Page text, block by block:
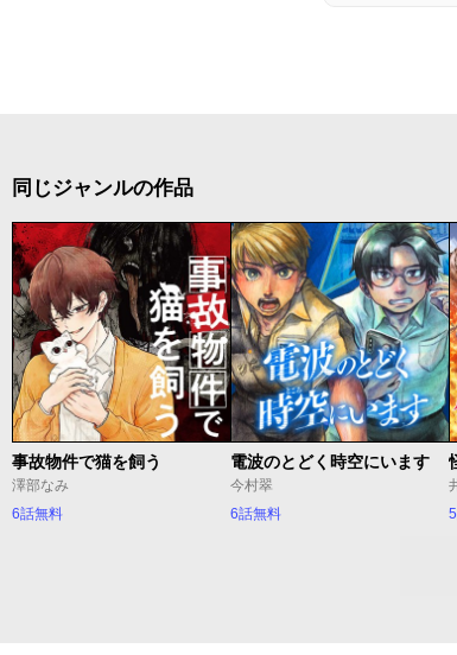
同じジャンルの作品
事故物件で猫を飼う
澤部なみ
6話無料
電波のとどく時空にいます
今村翠
6話無料